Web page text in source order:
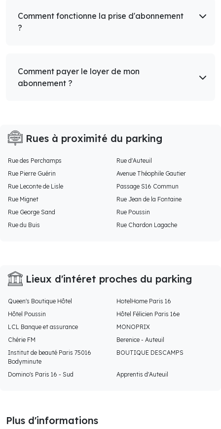
Comment fonctionne la prise d'abonnement
?
Comment payer le loyer de mon
abonnement ?
Rues à proximité du parking
Rue des Perchamps
Rue d'Auteuil
Rue Pierre Guérin
Avenue Théophile Gautier
Rue Leconte de Lisle
Passage S16 Commun
Rue Mignet
Rue Jean de la Fontaine
Rue George Sand
Rue Poussin
Rue du Buis
Rue Chardon Lagache
Lieux d'intéret proches du parking
Queen's Boutique Hôtel
HotelHome Paris 16
Hôtel Poussin
Hôtel Félicien Paris 16e
LCL Banque et assurance
MONOPRIX
Chérie FM
Berenice - Auteuil
Institut de beauté Paris 75016
Bodyminute
BOUTIQUE DESCAMPS
Domino's Paris 16 - Sud Apprentis d'Auteuil
Plus d'informations